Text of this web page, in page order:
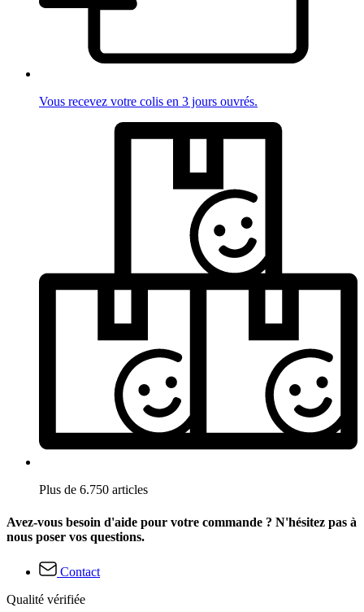
Vous recevez votre colis en 3 jours ouvrés.
Plus de 6.750 articles
Avez-vous besoin d'aide pour votre commande ? N'hésitez pas à
nous poser vos questions.
Contact
Qualité vérifiée